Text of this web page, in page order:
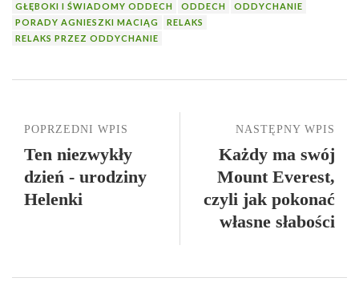
GŁĘBOKI I ŚWIADOMY ODDECH ODDECH
ODDYCHANIE
PORADY AGNIESZKI MACIĄG
RELAKS
RELAKS PRZEZ ODDYCHANIE
NASTĘPNY WPIS
Każdy ma swój
Mount Everest,
czyli jak pokonać
własne słabości
POPRZEDNI WPIS
Ten niezwykły
dzień - urodziny
Helenki